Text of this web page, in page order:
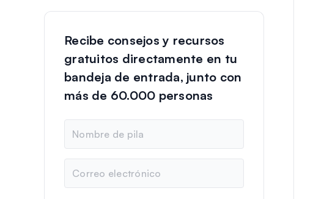
Recibe consejos y recursos
gratuitos directamente en tu
bandeja de entrada, junto con
más de 60.000 personas
m
b
r